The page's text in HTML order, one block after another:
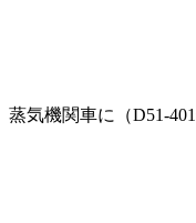
蒸気機関車に（D51-